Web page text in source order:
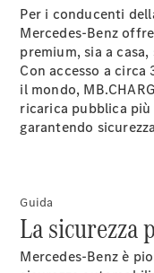
per
per
Per i conducenti
Mercedes-Benz
premium, sia a
Con accesso a
il mondo,
ricarica pubblica
garantendo
Guida
La
Mercedes-Benz è